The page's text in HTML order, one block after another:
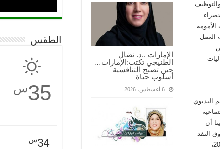
الإمارات ..د. نضال
الطنيجي تكتب:الإمارات…
حين تصبح التنافسية
أسلوب حياة
6 أغسطس، 2026
العمل
تحمله من آليات
البديوي
أن
النقد
الدولي نموها بنسبة تفوق المتوسط العالمي بنحو 4.1% في عام 2026،
الطقس
35س
34س